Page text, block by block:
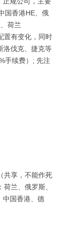
国香港HE、俄
荷兰
置有变化，同时
洛伐克、捷克等
手续费）; 先注
共享，不能作死
兰、俄罗斯、
中国香港、德